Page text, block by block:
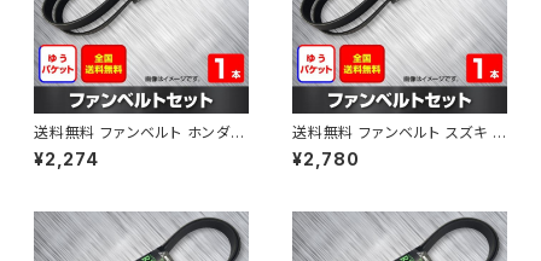
送料無料 ファンベルト ホンダ フ
ィット 型式GE6 H19.10～H25.
09 （国内トップメーカー） 1本 H
¥2,274
送料無料 ファンベルト スズキ ス
ペーシア 型式MK32S H25.03
～H30.02 （国内トップメーカ
¥2,780